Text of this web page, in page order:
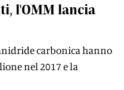
l'OMM lancia
carbonica hanno
nel 2017 e la